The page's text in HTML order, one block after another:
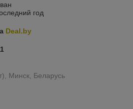
год
Deal.by
Минск, Беларусь